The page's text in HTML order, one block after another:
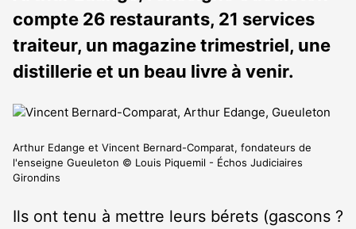
compte 26 restaurants, 21 services
traiteur, un magazine trimestriel, une
distillerie et un beau livre à venir.
Arthur Edange et Vincent Bernard-Comparat, fondateurs de
l'enseigne Gueuleton © Louis Piquemil - Échos Judiciaires
Girondins
Ils ont tenu à mettre leurs bérets (gascons ?